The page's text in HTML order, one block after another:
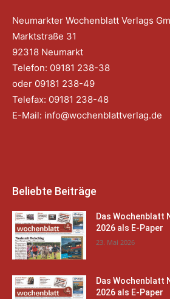
Neumarkter Wochenblatt Verlags
Marktstraße 31
92318 Neumarkt
Telefon: 09181 238-38
oder 09181 238-49
Telefax: 09181 238-48
E-Mail: info@wochenblattverlag.de
Beliebte Beiträge
Das Wochenblatt
2026 als E-Paper
23. Mai 2026
Das Wochenblatt
2026 als E-Paper